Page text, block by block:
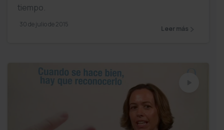
tiempo.
30 de julio de 2015
Leer más